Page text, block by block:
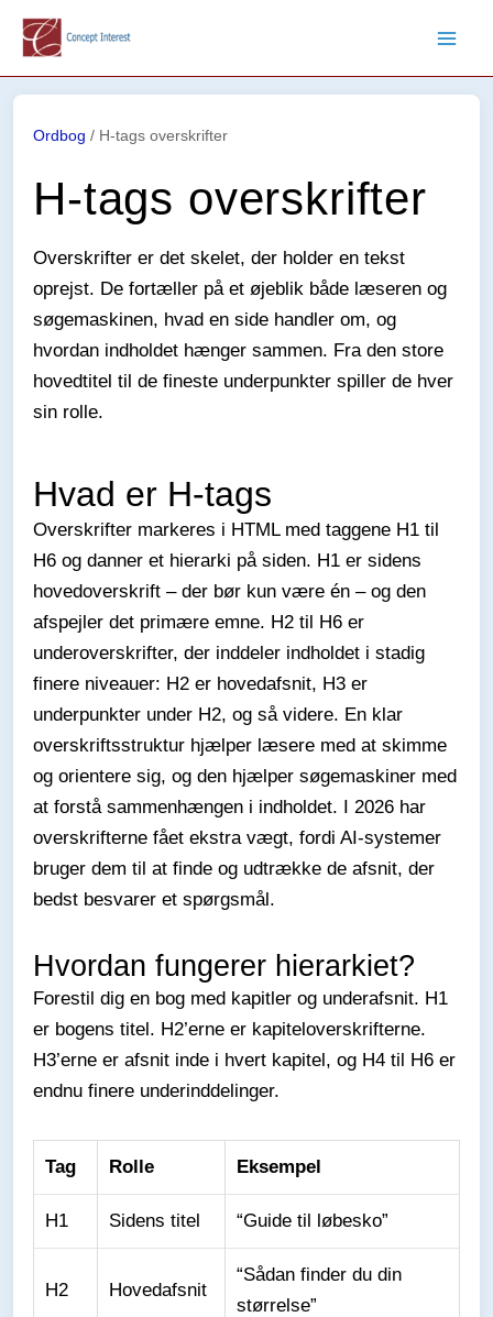
indholdet
Ordbog / H-tags overskrifter
H-tags overskrifter
Overskrifter er det skelet, der holder en tekst
oprejst. De fortæller på et øjeblik både læseren og
søgemaskinen, hvad en side handler om, og
hvordan indholdet hænger sammen. Fra den store
hovedtitel til de fineste underpunkter spiller de hver
sin rolle.
Hvad er H-tags
Overskrifter markeres i HTML med taggene H1 til
H6 og danner et hierarki på siden. H1 er sidens
hovedoverskrift – der bør kun være én – og den
afspejler det primære emne. H2 til H6 er
underoverskrifter, der inddeler indholdet i stadig
finere niveauer: H2 er hovedafsnit, H3 er
underpunkter under H2, og så videre. En klar
overskriftsstruktur hjælper læsere med at skimme
og orientere sig, og den hjælper søgemaskiner med
at forstå sammenhængen i indholdet. I 2026 har
overskrifterne fået ekstra vægt, fordi AI-systemer
bruger dem til at finde og udtrække de afsnit, der
bedst besvarer et spørgsmål.
Hvordan fungerer hierarkiet?
Forestil dig en bog med kapitler og underafsnit. H1
er bogens titel. H2’erne er kapiteloverskrifterne.
H3’erne er afsnit inde i hvert kapitel, og H4 til H6 er
endnu finere underinddelinger.
Tag Rolle Eksempel
H1 Sidens titel “Guide til løbesko”
H2 Hovedafsnit
“Sådan finder du din
størrelse”